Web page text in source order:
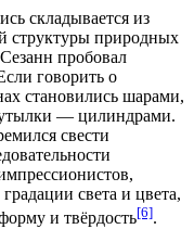
складывается из
структуры природных
пробовал
говорить о
становились шарами,
— цилиндрами.
свести
света и цвета,
и твёрдость[6].